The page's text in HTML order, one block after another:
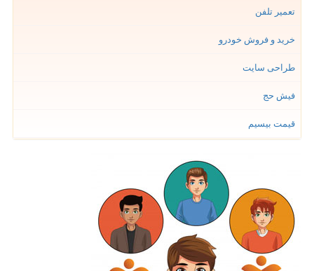
تعمیر تلفن
خرید و فروش خودرو
طراحی سایت
فیش حج
قیمت بیسیم